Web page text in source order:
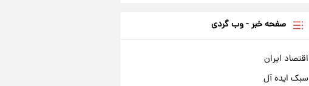
صفحه خبر - وب گردی
اقتصاد ایران
سبک ایده آل